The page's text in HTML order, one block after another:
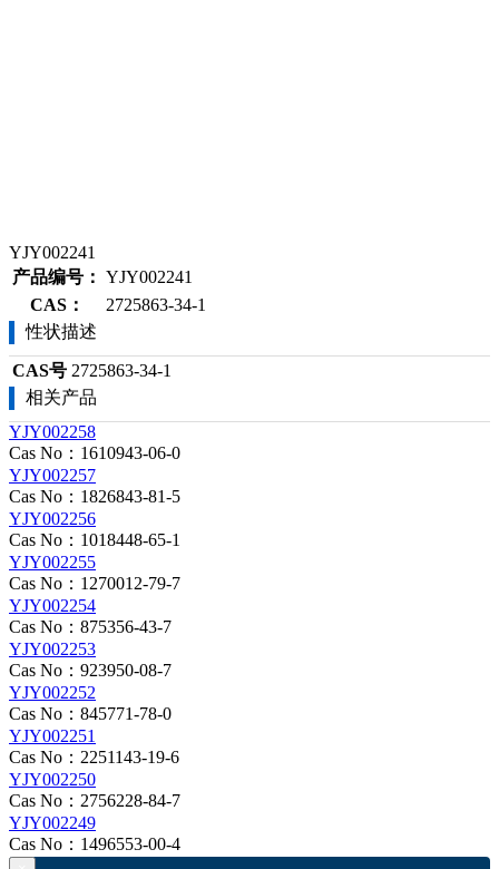
YJY002241
产品编号： YJY002241
CAS：
2725863-34-1
性状描述
CAS号 2725863-34-1
相关产品
YJY002258
Cas No：1610943-06-0
YJY002257
Cas No：1826843-81-5
YJY002256
Cas No：1018448-65-1
YJY002255
Cas No：1270012-79-7
YJY002254
Cas No：875356-43-7
YJY002253
Cas No：923950-08-7
YJY002252
Cas No：845771-78-0
YJY002251
Cas No：2251143-19-6
YJY002250
Cas No：2756228-84-7
YJY002249
Cas No：1496553-00-4